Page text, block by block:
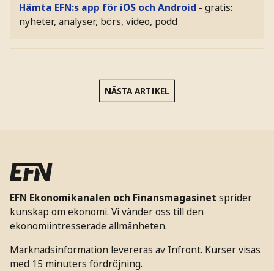
Hämta EFN:s app för iOS och Android - gratis:
nyheter, analyser, börs, video, podd
NÄSTA ARTIKEL
EFN Ekonomikanalen och Finansmagasinet sprider
kunskap om ekonomi. Vi vänder oss till den
ekonomiintresserade allmänheten.
Marknadsinformation levereras av Infront. Kurser visas
med 15 minuters fördröjning.